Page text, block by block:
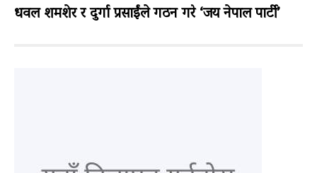
धवल शमशेर र दुर्गा प्रसाईंले गठन गरे ‘जय नेपाल पार्टी’